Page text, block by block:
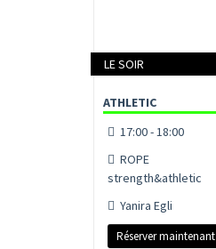
LE SOIR
ATHLETIC
17:00 - 18:00
ROPE
strength&athletic
Yanira Egli
Réserver maintenant